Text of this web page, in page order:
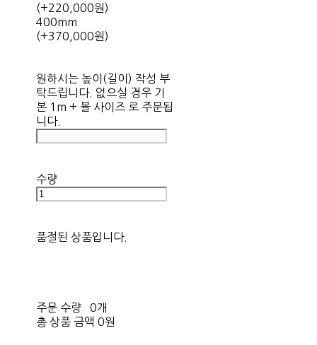
(+220,000원)
400mm
(+370,000원)
원하시는 높이(길이) 작성 부
탁드립니다. 없으실 경우 기
본 1m + 볼 사이즈 로 주문됩
니다.
수량
품절된 상품입니다.
주문 수량
0개
총 상품 금액 0원